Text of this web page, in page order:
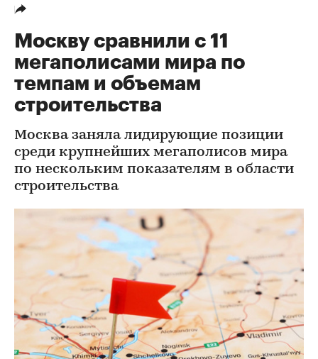
Москву сравнили с 11
мегаполисами мира по
темпам и объемам
строительства
Москва заняла лидирующие позиции
среди крупнейших мегаполисов мира
по нескольким показателям в области
строительства